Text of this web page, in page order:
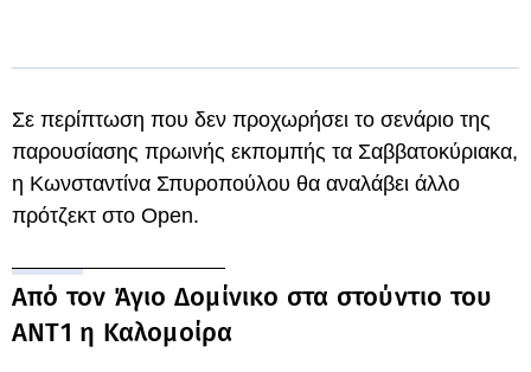
Σε περίπτωση που δεν προχωρήσει το σενάριο της
παρουσίασης πρωινής εκπομπής τα Σαββατοκύριακα,
η Κωνσταντίνα Σπυροπούλου θα αναλάβει άλλο
πρότζεκτ στο Open.
Από τον Άγιο Δομίνικο στα στούντιο του
ΑΝΤ1 η Καλομοίρα